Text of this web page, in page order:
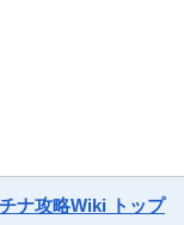
ナ攻略Wiki トップ